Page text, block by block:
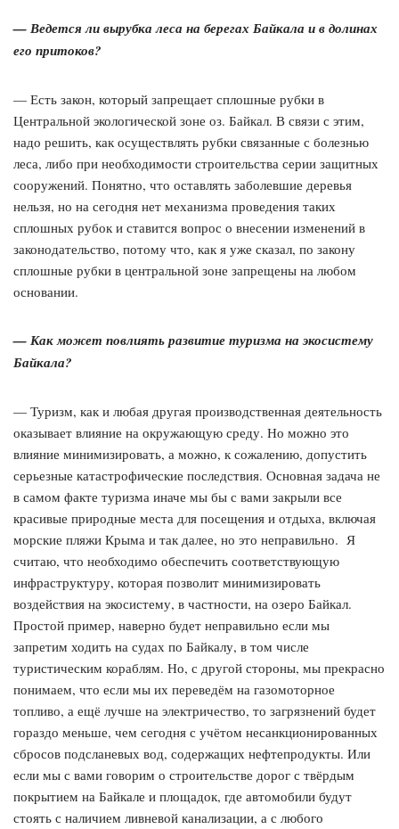
— Ведется ли вырубка леса на берегах Байкала и в долинах
его притоков?
— Есть закон, который запрещает сплошные рубки в
Центральной экологической зоне оз. Байкал. В связи с этим,
надо решить, как осуществлять рубки связанные с болезнью
леса, либо при необходимости строительства серии защитных
сооружений. Понятно, что оставлять заболевшие деревья
нельзя, но на сегодня нет механизма проведения таких
сплошных рубок и ставится вопрос о внесении изменений в
законодательство, потому что, как я уже сказал, по закону
сплошные рубки в центральной зоне запрещены на любом
основании.
— Как может повлиять развитие туризма на экосистему
Байкала?
— Туризм, как и любая другая производственная деятельность
оказывает влияние на окружающую среду. Но можно это
влияние минимизировать, а можно, к сожалению, допустить
серьезные катастрофические последствия. Основная задача не
в самом факте туризма иначе мы бы с вами закрыли все
красивые природные места для посещения и отдыха, включая
морские пляжи Крыма и так далее, но это неправильно. Я
считаю, что необходимо обеспечить соответствующую
инфраструктуру, которая позволит минимизировать
воздействия на экосистему, в частности, на озеро Байкал.
Простой пример, наверно будет неправильно если мы
запретим ходить на судах по Байкалу, в том числе
туристическим кораблям. Но, с другой стороны, мы прекрасно
понимаем, что если мы их переведём на газомоторное
топливо, а ещё лучше на электричество, то загрязнений будет
гораздо меньше, чем сегодня с учётом несанкционированных
сбросов подсланевых вод, содержащих нефтепродукты. Или
если мы с вами говорим о строительстве дорог с твёрдым
покрытием на Байкале и площадок, где автомобили будут
стоять с наличием ливневой канализации, а с любого